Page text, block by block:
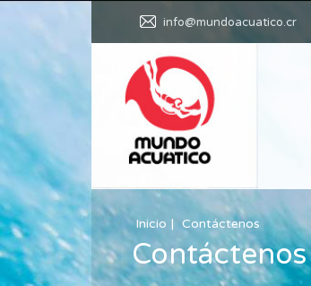
info@mundoacuatico.cr
Inicio Contáctenos
Contáctenos